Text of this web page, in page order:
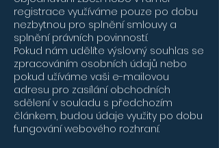
registrace využíváme pouze po dobu
nezbytnou pro splnění smlouvy a
splnění právních povinností.
Pokud nám udělíte výslovný souhlas se
zpracováním osobních údajů nebo
pokud užíváme vaši e-mailovou
adresu pro zasílání obchodních
sdělení v souladu s předchozím
článkem, budou údaje využity po dobu
fungování webového rozhraní.